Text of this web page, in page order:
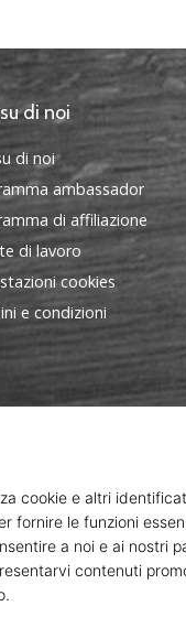
di noi
di noi
ambassador
di affiliazione
di lavoro
cookies
e condizioni
s. r. o.,